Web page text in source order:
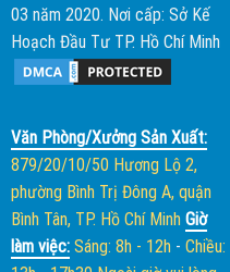
03 năm 2020. Nơi cấp: Sở Kế
Hoạch Đầu Tư TP. Hồ Chí Minh
Văn Phòng/Xưởng Sản Xuất:
879/20/10/50 Hương Lộ 2,
phường Bình Trị Đông A, quận
Bình Tân, TP. Hồ Chí Minh Giờ
làm việc: Sáng: 8h - 12h- Chiều: